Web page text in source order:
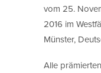
vom 25.
2016 im
Münster,
Alle